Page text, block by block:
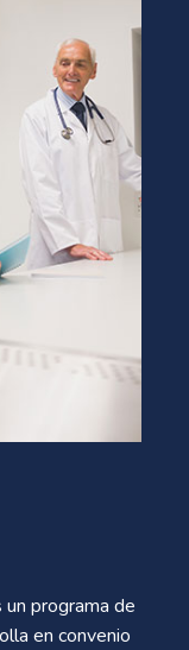
programa de
en convenio